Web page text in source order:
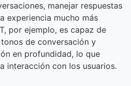
manejar respuestas
experiencia mucho más
por ejemplo, es capaz de
de conversación y
en profundidad, lo que
interacción con los usuarios.